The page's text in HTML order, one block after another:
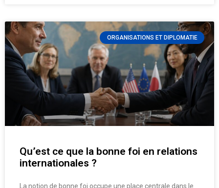
ORGANISATIONS ET DIPLOMATIE
Qu’est ce que la bonne foi en relations
internationales ?
La notion de bonne foi occupe une place centrale dans le